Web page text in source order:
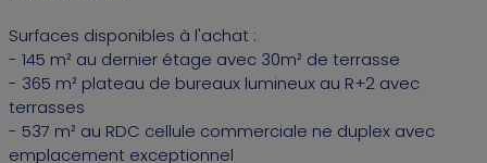
Surfaces disponibles à l'achat :
- 145 m² au dernier étage avec 30m² de terrasse
- 365 m² plateau de bureaux lumineux au R+2 avec
terrasses
- 537 m² au RDC cellule commerciale ne duplex avec
emplacement exceptionnel